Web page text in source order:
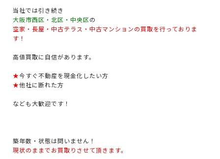
当社では引き続き
大阪市西区・北区・中央区の
空家・長屋・中古テラス・中古マンションの買取を行っておりま
す！
高値買取に自信があります。
★今すぐ不動産を現金化したい方
★他社に断れた方
なども大歓迎です！
築年数・状態は問いません！
現状のままでお買取りさせて頂きます。